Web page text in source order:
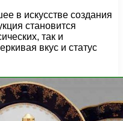
в искусстве создания
становится
так и
вкус и статус